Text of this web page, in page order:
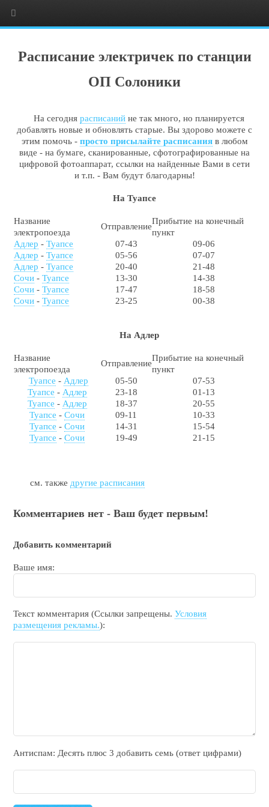
Расписание электричек по станции
ОП Солоники
На сегодня расписаний не так много, но планируется
добавлять новые и обновлять старые. Вы здорово можете с
этим помочь - просто присылайте расписанияв любом
виде - на бумаге, сканированные, сфотографированные на
цифровой фотоаппарат, ссылки на найденные Вами в сети
и т.п. - Вам будут благодарны!
На Туапсе
Название
электропоезда
Отправление
Прибытие на конечный
пункт
Адлер - Туапсе 07-43
09-06
Адлер - Туапсе 05-56
07-07
Адлер - Туапсе 20-40
21-48
Сочи- Туапсе 13-30
14-38
Сочи- Туапсе 17-47
18-58
Сочи- Туапсе 23-25 00-38
На Адлер
Название
электропоезда
Отправление
Прибытие на конечный
пункт
Туапсе - Адлер 05-50
07-53
Туапсе - Адлер 23-18
01-13
Туапсе - Адлер 18-37
20-55
Туапсе - Сочи 09-11
10-33
Туапсе - Сочи 14-31
15-54
Туапсе - Сочи 19-49 21-15
см. также другие расписания
Комментариев нет - Ваш будет первым!
Добавить комментарий
Ваше имя:
Текст комментария (Ссылки запрещены.Условия
размещения рекламы.):
Антиспам: Дecять плюc 3 добавить ceмь (ответ цифрами)